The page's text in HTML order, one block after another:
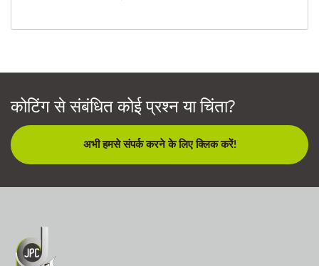
कोटिंग से संबंधित कोई प्रश्न या चिंता?
अभी हमसे संपर्क करने के लिए क्लिक करें!